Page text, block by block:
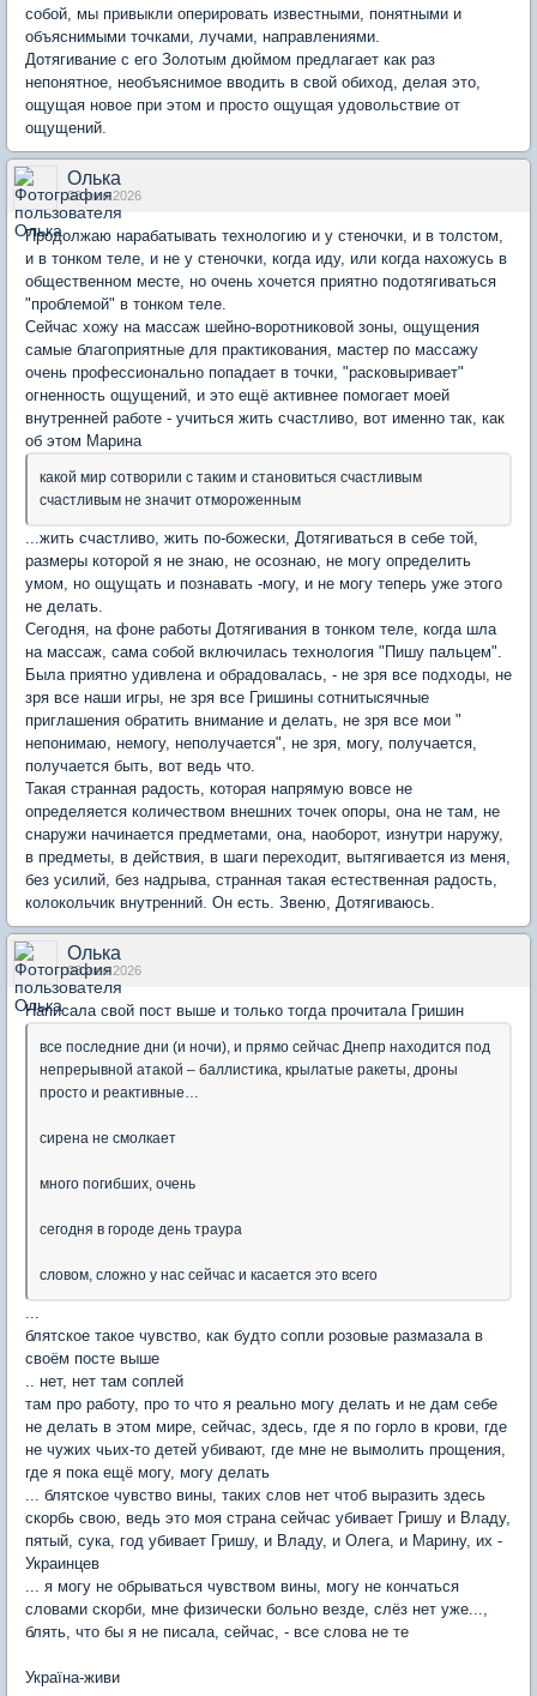
собой, мы привыкли оперировать известными, понятными и
объяснимыми точками, лучами, направлениями.
Дотягивание с его Золотым дюймом предлагает как раз
непонятное, необъяснимое вводить в свой обиход, делая это,
ощущая новое при этом и просто ощущая удовольствие от
ощущений.
Олька
03 июн 2026
Продолжаю нарабатывать технологию и у стеночки, и в толстом,
и в тонком теле, и не у стеночки, когда иду, или когда нахожусь в
общественном месте, но очень хочется приятно подотягиваться
"проблемой" в тонком теле.
Сейчас хожу на массаж шейно-воротниковой зоны, ощущения
самые благоприятные для практикования, мастер по массажу
очень профессионально попадает в точки, "расковыривает"
огненность ощущений, и это ещё активнее помогает моей
внутренней работе - учиться жить счастливо, вот именно так, как
об этом Марина
какой мир сотворили с таким и становиться счастливым
счастливым не значит отмороженным
...жить счастливо, жить по-божески, Дотягиваться в себе той,
размеры которой я не знаю, не осознаю, не могу определить
умом, но ощущать и познавать -могу, и не могу теперь уже этого
не делать.
Сегодня, на фоне работы Дотягивания в тонком теле, когда шла
на массаж, сама собой включилась технология "Пишу пальцем".
Была приятно удивлена и обрадовалась, - не зря все подходы, не
зря все наши игры, не зря все Гришины сотнитысячные
приглашения обратить внимание и делать, не зря все мои "
непонимаю, немогу, неполучается", не зря, могу, получается,
получается быть, вот ведь что.
Такая странная радость, которая напрямую вовсе не
определяется количеством внешних точек опоры, она не там, не
снаружи начинается предметами, она, наоборот, изнутри наружу,
в предметы, в действия, в шаги переходит, вытягивается из меня,
без усилий, без надрыва, странная такая естественная радость,
колокольчик внутренний. Он есть. Звеню, Дотягиваюсь.
Олька
03 июн 2026
Написала свой пост выше и только тогда прочитала Гришин
все последние дни (и ночи), и прямо сейчас Днепр находится под
непрерывной атакой – баллистика, крылатые ракеты, дроны
просто и реактивные…
сирена не смолкает
много погибших, очень
сегодня в городе день траура
словом, сложно у нас сейчас и касается это всего
...
блятское такое чувство, как будто сопли розовые размазала в
своём посте выше
.. нет, нет там соплей
там про работу, про то что я реально могу делать и не дам себе
не делать в этом мире, сейчас, здесь, где я по горло в крови, где
не чужих чьих-то детей убивают, где мне не вымолить прощения,
где я пока ещё могу, могу делать
... блятское чувство вины, таких слов нет чтоб выразить здесь
скорбь свою, ведь это моя страна сейчас убивает Гришу и Владу,
пятый, сука, год убивает Гришу, и Владу, и Олега, и Марину, их -
Украинцев
... я могу не обрываться чувством вины, могу не кончаться
словами скорби, мне физически больно везде, слëз нет уже...,
блять, что бы я не писала, сейчас, - все слова не те
Україна-живи